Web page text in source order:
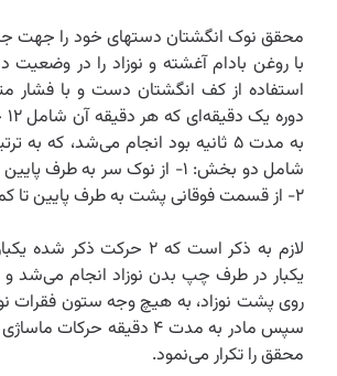
محقق نوک انگشتان دستهای خود را جهت
با روغن بادام آغشته و نوزاد را در وضعیت
به مدت ۵ ثانیه بود انجام می‌شد، که
شامل دو بخش: ۱- از نوک سر به طرف
۲- از قسمت فوقانی پشت به طرف پایین تا کمر و بالعکس.
لازم به ذکر است که ۲ حرکت
یکبار در طرف چپ بدن نوزاد انجام می‌شد
روی پشت نوزاد، به هیچ وجه ستون فقرات
سپس مادر به مدت ۴ دقیقه
محقق را تکرار می‌نمود.